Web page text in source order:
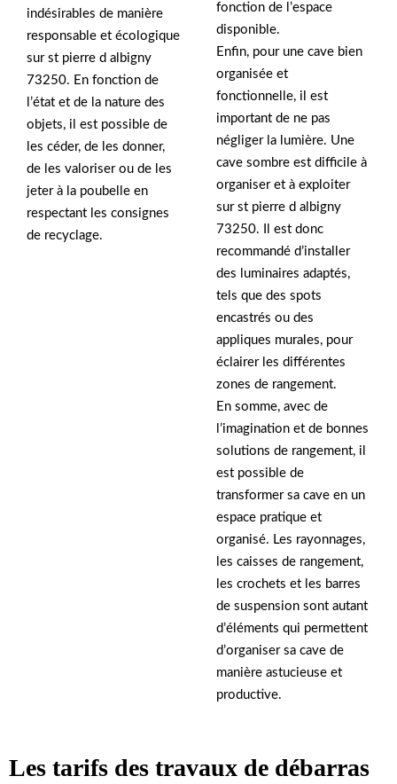
indésirables de manière
responsable et écologique
sur st pierre d albigny
73250. En fonction de
l’état et de la nature des
objets, il est possible de
les céder, de les donner,
de les valoriser ou de les
jeter à la poubelle en
respectant les consignes
de recyclage.
fonction de l’espace
disponible.
Enfin, pour une cave bien
organisée et
fonctionnelle, il est
important de ne pas
négliger la lumière. Une
cave sombre est difficile à
organiser et à exploiter
sur st pierre d albigny
73250. Il est donc
recommandé d’installer
des luminaires adaptés,
tels que des spots
encastrés ou des
appliques murales, pour
éclairer les différentes
zones de rangement.
En somme, avec de
l’imagination et de bonnes
solutions de rangement, il
est possible de
transformer sa cave en un
espace pratique et
organisé. Les rayonnages,
les caisses de rangement,
les crochets et les barres
de suspension sont autant
d’éléments qui permettent
d’organiser sa cave de
manière astucieuse et
productive.
Les tarifs des travaux de débarras